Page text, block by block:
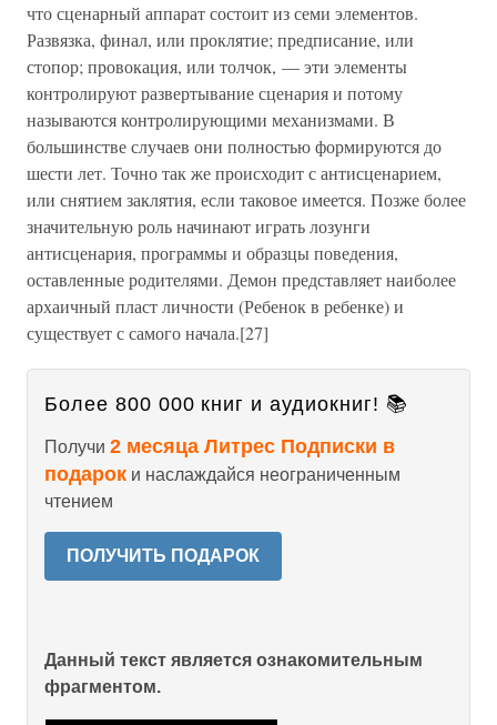
что сценарный аппарат состоит из семи элементов.
Развязка, финал, или проклятие; предписание, или
стопор; провокация, или толчок, — эти элементы
контролируют развертывание сценария и потому
называются контролирующими механизмами. В
большинстве случаев они полностью формируются до
шести лет. Точно так же происходит с антисценарием,
или снятием заклятия, если таковое имеется. Позже более
значительную роль начинают играть лозунги
антисценария, программы и образцы поведения,
оставленные родителями. Демон представляет наиболее
архаичный пласт личности (Ребенок в ребенке) и
существует с самого начала.[27]
Более 800 000 книг и аудиокниг! 📚
Получи 2 месяца Литрес Подписки в
подарок и наслаждайся неограниченным
чтением
ПОЛУЧИТЬ ПОДАРОК
Данный текст является ознакомительным
фрагментом.